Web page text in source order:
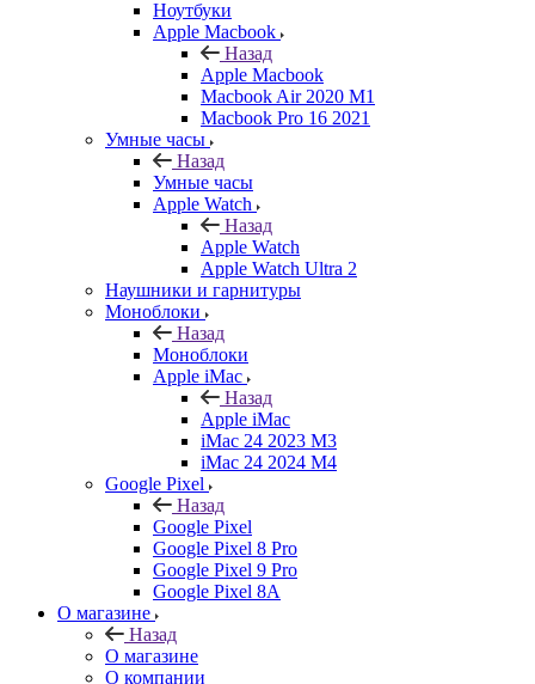
Ноутбуки
Apple Macbook
Назад
Apple Macbook
Macbook Air 2020 M1
Macbook Pro 16 2021
Умные часы
Назад
Умные часы
Apple Watch
Назад
Apple Watch
Apple Watch Ultra 2
Наушники и гарнитуры
Моноблоки
Назад
Моноблоки
Apple iMac
Назад
Apple iMac
iMac 24 2023 M3
iMac 24 2024 M4
Google Pixel
Назад
Google Pixel
Google Pixel 8 Pro
Google Pixel 9 Pro
Google Pixel 8A
О магазине
Назад
О магазине
О компании